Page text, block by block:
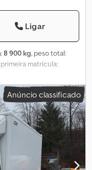
Ligar
8 900 kg, peso total:
primeira matrícula:
de carga:400 mm,
para transporte de
para transportador *
* 3 rampas Csdpfx Afjt
kg * Peso bruto:
x 2,0 m x 0,40 m *
das rampas: 2,50
Anúncio classificado